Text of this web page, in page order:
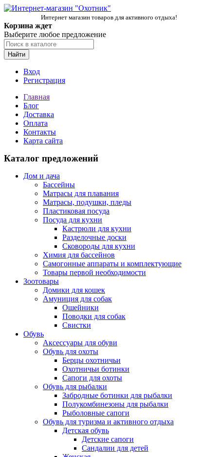
Интернет магазин товаров для активного отдыха!
Корзина ждет
Выберите любое предложение
Найти
Вход
Регистрация
Главная
Блог
Доставка
Оплата
Контакты
Карта сайта
Каталог предложений
Дом и дача
Бассейны
Матрасы для плавания
Матрасы, подушки, пледы
Пластиковая посуда
Посуда для кухни
Кастрюли для кухни
Разделочные доски
Сковороды для кухни
Химия для бассейнов
Самогонные аппараты и комплектующие
Товары первой необходимости
Зоотовары
Домики для кошек
Амуниция для собак
Ошейники
Поводки для собак
Свистки
Обувь
Аксессуары для обуви
Обувь для охоты
Берцы охотничьи
Охотничьи ботинки
Сапоги для охоты
Обувь для рыбалки
Забродные ботинки для рыбалки
Полукомбинезоны для рыбалки
Рыболовные сапоги
Обувь для туризма и активного отдыха
Детская обувь
Детские сапоги
Сандалии для детей